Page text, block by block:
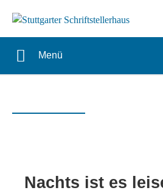
Menü
Nachts ist es